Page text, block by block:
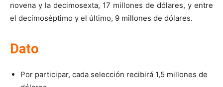
novena y la decimosexta, 17 millones de dólares, y entre
el decimoséptimo y el último, 9 millones de dólares.
Dato
Por participar, cada selección recibirá 1,5 millones de